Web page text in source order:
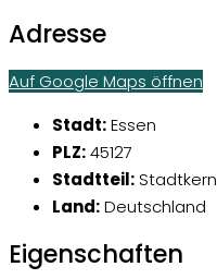
Adresse
Auf Google Maps öffnen
Stadt:Essen
PLZ:45127
Stadtteil:Stadtkern
Land:Deutschland
Eigenschaften